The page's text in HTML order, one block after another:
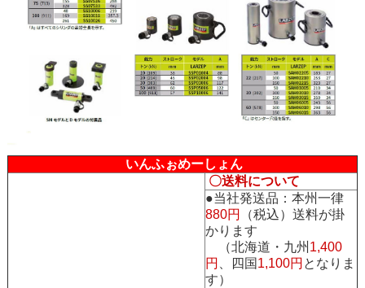
いんふぉめーしょん
〇送料について
●当社発送品：本州一律
880円
（税込）送料が掛
かります
（北海道・九州 1,400
円
、四国 1,100円 となりま
す）